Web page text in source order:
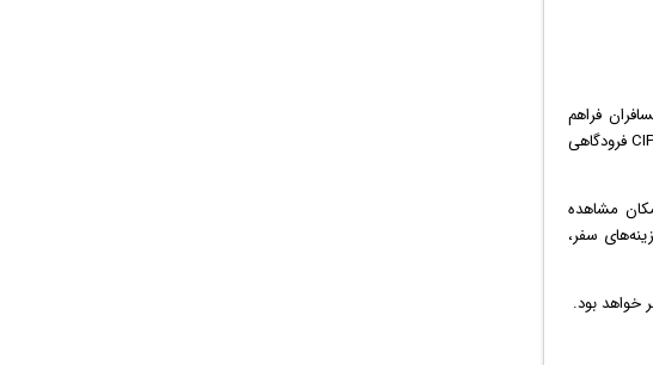
فراهم
می‌کند. این سامانه علاوه بر فروش بلیط، خدمات متنوعی مانند رزرو هتل، تورهای داخلی و خارجی، ویزا، بیمه مسافرتی و خدمات CIP فرودگاهی
مشاهده
کاهش هزینه‌های سفر،
خواهد بود.